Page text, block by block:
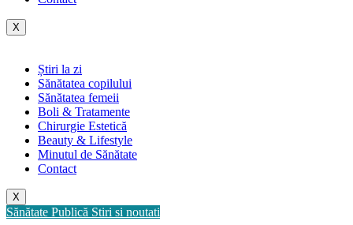
X
Știri la zi
Sănătatea copilului
Sănătatea femeii
Boli & Tratamente
Chirurgie Estetică
Beauty & Lifestyle
Minutul de Sănătate
Contact
X
Sănătate Publică Stiri si noutati